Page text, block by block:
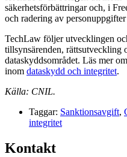
säkerhetsförbättringar och, i
och radering av
TechLaw följer utvecklingen
tillsynsärenden, rättsutveckling
dataskyddsområdet. Läs mer
inom dataskydd och integritet.
Källa: CNIL.
Taggar: Sanktionsavgift,
integritet
Kontakt